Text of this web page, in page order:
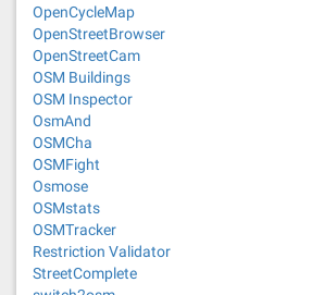
OpenCycleMap
OpenStreetBrowser
OpenStreetCam
OSM Buildings
OSM Inspector
OsmAnd
OSMCha
OSMFight
Osmose
OSMstats
OSMTracker
Restriction Validator
StreetComplete